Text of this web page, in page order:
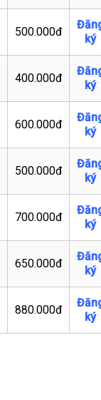
500.000đ
ký
400.000đ
ký
600.000đ
ký
500.000đ
ký
700.000đ
ký
650.000đ
ký
880.000đ
ký